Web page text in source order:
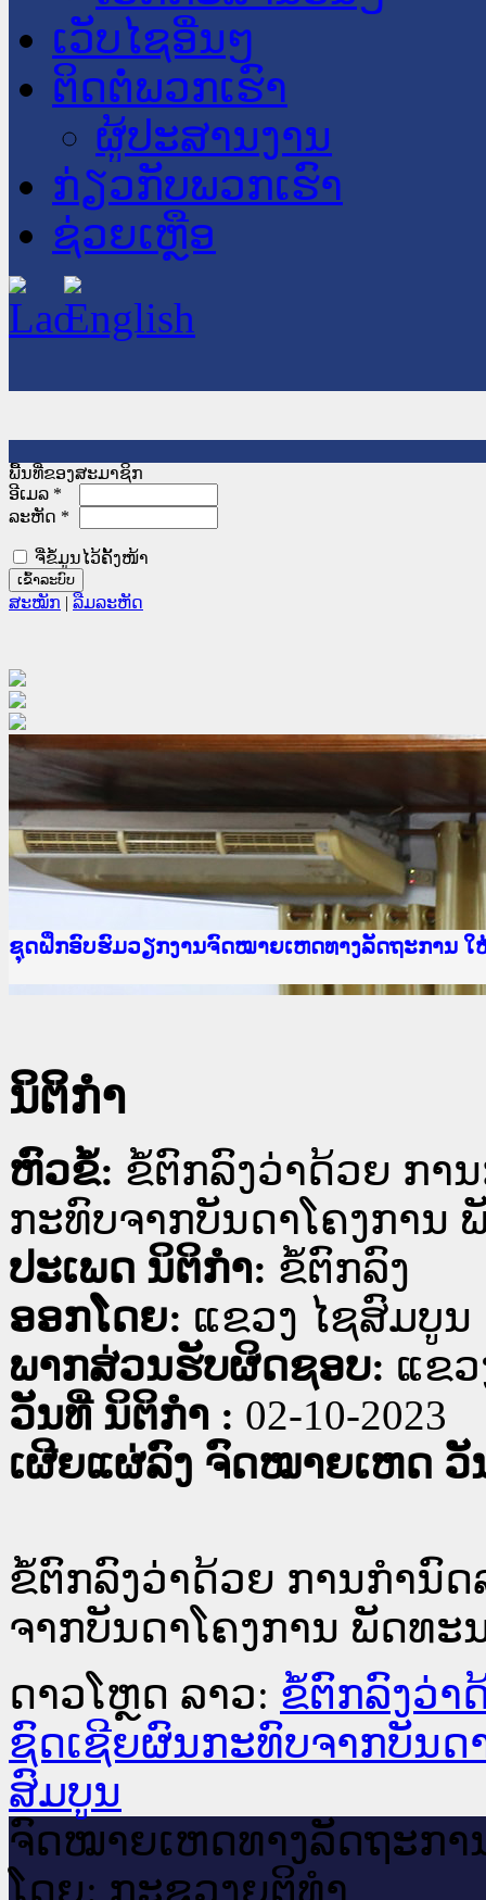
ເວັບໄຊອື່ນໆ
ຕິດຕໍ່ພວກເຮົາ
ຜູ້ປະສານງານ
ກ່ຽວກັບພວກເຮົາ
ຊ່ວຍເຫຼືອ
ພື້ນທີ່ຂອງສະມາຊິກ
ອີເມລ *
ລະຫັດ *
ຈື່ຂໍ້ມູນໄວ້ຄັ້ງໜ້າ
ສະໝັກ | ລືມລະຫັດ
Ministry of Justice Lao PDR
ເຜີຍແຜ່ວັບໄຊຈົດໝາຍເຫດທາງລັດຖະການ ແລະ ແອັ
ກະຊວງຍຸຕິທຳ
ຊຸດຝຶກອົບຮົມວຽກງານຈົດໝາຍເຫດທາງລັດຖະການ
ກອງປະຊຸມທົບທວນຄືນການຈັດຕັ້ງປະຕິບັດວຽກງານຈົ
ຝຶກອົບຮົມ ຜູ່ປະສານງານວຽກງານຈົດໝາຍເຫດທາງລັ
ຝຶກອົບຮົມ ຜູ່ປະສານງານວຽກງານຈົດໝາຍເຫດທາງລັ
ເຜີຍແຜ່ແອັບກົດໝາຍລາວ ແລະ ເວັບໄຊຈົດໝາຍເຫດ
ເຜີຍແຜ່ແອັບກົດໝາຍລາວ ແລະ ເວັບໄຊຈົດໝາຍເຫດ
ຍົກລະດັບວຽກງານຈົດໝາຍເຫດທາງລັດຖະການໃຫ້ຜູ້
ຊຸດຝຶກອົບຮົມວຽກງານຈົດໝາຍເຫດທາງລັດຖະການ ໃ
ນິຕິກໍາ
ຫົວຂໍ້: ຂໍ້ຕົກລົງວ່າດ້ວຍ ກ
ກະທົບຈາກບັນດາໂຄງການ
ປະເພດ ນິຕິກໍາ: ຂໍ້ຕົກລົງ
ອອກໂດຍ: ແຂວງ ໄຊສົມບູນ
ພາກສ່ວນຮັບຜິດຊອບ: ແຂ
ວັນທີ່ ນິຕິກໍາ : 02-10-2023
ເຜີຍແຜ່ລົງ ຈົດໝາຍເຫດ ວັ
ຂໍ້ຕົກລົງວ່າດ້ວຍ ການກໍຳນົ
ຈາກບັນດາໂຄງການ ພັດທ
ດາວໂຫຼດ ລາວ: ຂໍ້ຕົກລົງວ່
ຊົດເຊີຍຜົນກະທົບຈາກບັນດ
ສົມບູນ
ຈົດ​ໝາຍ​ເຫດ​ທາງ​ລັດ​ຖະ​ກາ
ໂດຍ: ກະ​ຊວງຍຸ​ຕິ​ທຳ